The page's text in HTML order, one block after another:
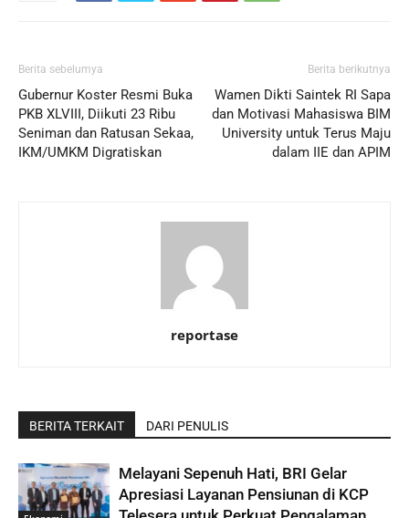
Berita sebelumya
Gubernur Koster Resmi Buka
PKB XLVIII, Diikuti 23 Ribu
Seniman dan Ratusan Sekaa,
IKM/UMKM Digratiskan
Berita berikutnya
Wamen Dikti Saintek RI Sapa
dan Motivasi Mahasiswa BIM
University untuk Terus Maju
dalam IIE dan APIM
reportase
BERITA TERKAIT DARI PENULIS
Melayani Sepenuh Hati, BRI Gelar
Apresiasi Layanan Pensiunan di KCP